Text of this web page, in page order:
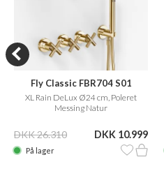
Fly Classic FBR704 S01
XL Rain DeLux Ø24 cm, Poleret
Messing Natur
DKK 26.310 DKK 10.999
På lager